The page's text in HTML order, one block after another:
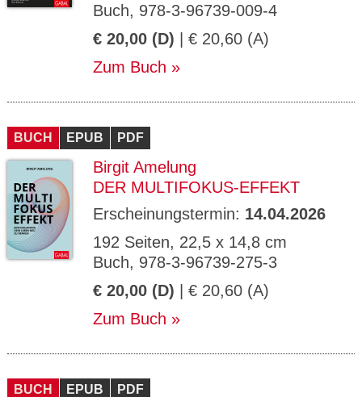
Buch, 978-3-96739-009-4
€ 20,00 (D) | € 20,60 (A)
Zum Buch
BUCH EPUB PDF
Birgit Amelung
DER MULTIFOKUS-EFFEKT
Erscheinungstermin: 14.04.2026
192 Seiten, 22,5 x 14,8 cm
Buch, 978-3-96739-275-3
€ 20,00 (D) | € 20,60 (A)
Zum Buch
BUCH EPUB PDF